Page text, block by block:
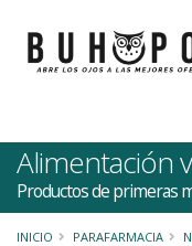
Alimentación
Productos de primeras
INICIO PARAFARMACIA